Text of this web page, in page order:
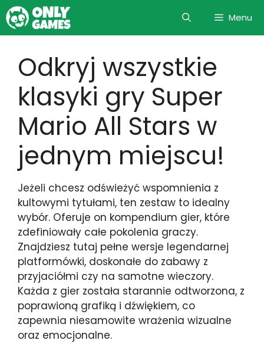
Skip
to
content
Menu
Odkryj wszystkie
klasyki gry Super
Mario All Stars w
jednym miejscu!
Jeżeli chcesz odświeżyć wspomnienia z
kultowymi tytułami, ten zestaw to idealny
wybór. Oferuje on kompendium gier, które
zdefiniowały całe pokolenia graczy.
Znajdziesz tutaj pełne wersje legendarnej
platformówki, doskonałe do zabawy z
przyjaciółmi czy na samotne wieczory.
Każda z gier została starannie odtworzona, z
poprawioną grafiką i dźwiękiem, co
zapewnia niesamowite wrażenia wizualne
oraz emocjonalne.